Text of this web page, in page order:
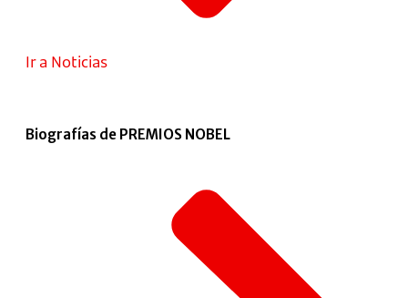
Ir a Noticias
Biografías de PREMIOS NOBEL